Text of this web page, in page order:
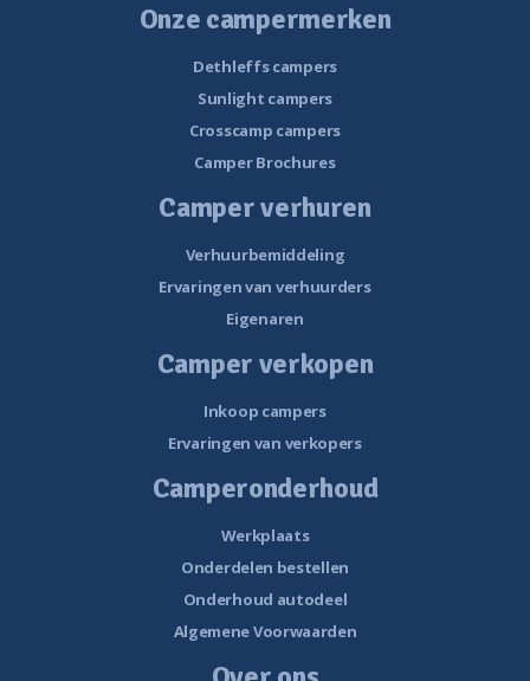
Onze campermerken
Dethleffs campers
Sunlight campers
Crosscamp campers
Camper Brochures
Camper verhuren
Verhuurbemiddeling
Ervaringen van verhuurders
Eigenaren
Camper verkopen
Inkoop campers
Ervaringen van verkopers
Camperonderhoud
Werkplaats
Onderdelen bestellen
Onderhoud autodeel
Algemene Voorwaarden